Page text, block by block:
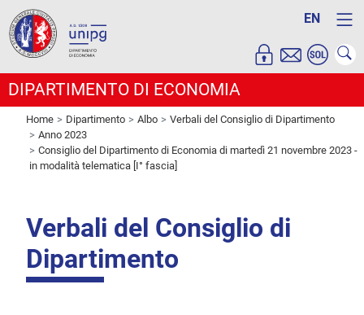
EN
DIPARTIMENTO DI ECONOMIA
Home Dipartimento Albo
Verbali del Consiglio di Dipartimento
Anno 2023
Consiglio del Dipartimento di Economia di martedì 21 novembre 2023 -
in modalità telematica [I° fascia]
Verbali del Consiglio di
Dipartimento